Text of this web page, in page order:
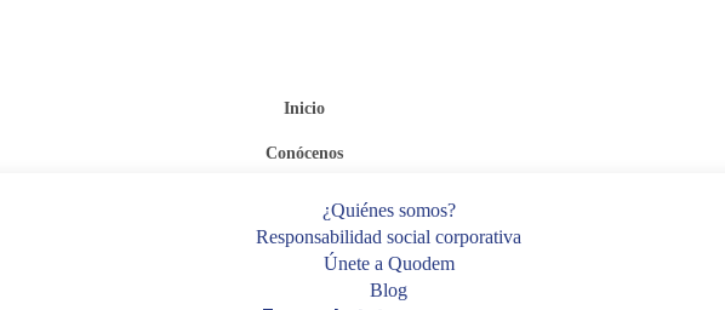
Inicio
Conócenos
¿Quiénes somos?
Responsabilidad social corporativa
Únete a Quodem
Blog